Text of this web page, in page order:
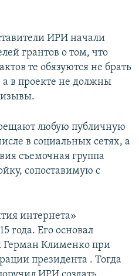
ИРИ начали
грантов о том, что
те обязуются не брать
а в проекте не должны
любую публичную
в социальных сетях, а
съемочная группа
сопоставимую с
интернета»
года. Его основал
Герман Клименко при
президента . Тогда